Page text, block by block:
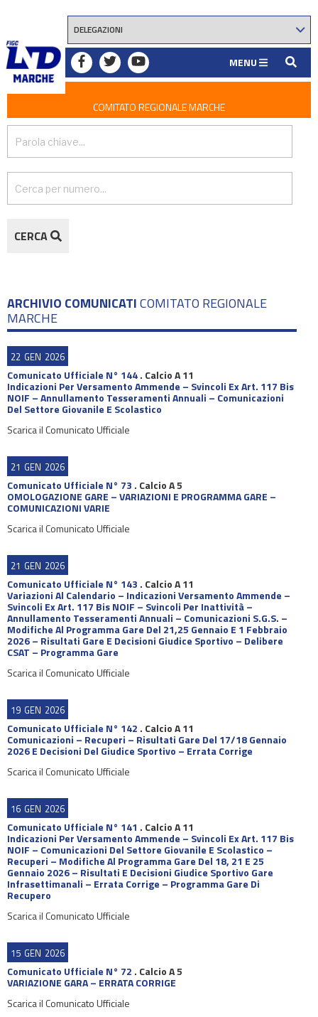
MENU
COMITATO REGIONALE MARCHE
CERCA
ARCHIVIO COMUNICATICOMITATO REGIONALE
MARCHE
22 GEN 2026
Comunicato Ufficiale N° 144. Calcio A 11
Indicazioni Per Versamento Ammende – Svincoli Ex Art. 117 Bis
NOIF – Annullamento Tesseramenti Annuali – Comunicazioni
Del Settore Giovanile E Scolastico
Scarica il Comunicato Ufficiale
21 GEN 2026
Comunicato Ufficiale N° 73 . Calcio A 5
OMOLOGAZIONE GARE – VARIAZIONI E PROGRAMMA GARE –
COMUNICAZIONI VARIE
Scarica il Comunicato Ufficiale
21 GEN 2026
Comunicato Ufficiale N° 143 . Calcio A 11
Variazioni Al Calendario – Indicazioni Versamento Ammende –
Svincoli Ex Art. 117 Bis NOIF – Svincoli Per Inattività –
Annullamento Tesseramenti Annuali – Comunicazioni S.G.S. –
Modifiche Al Programma Gare Del 21,25 Gennaio E 1 Febbraio
2026 – Risultati Gare E Decisioni Giudice Sportivo – Delibere
CSAT – Programma Gare
Scarica il Comunicato Ufficiale
19 GEN 2026
Comunicato Ufficiale N° 142 . Calcio A 11
Comunicazioni – Recuperi – Risultati Gare Del 17/18 Gennaio
2026 E Decisioni Del Giudice Sportivo – Errata Corrige
Scarica il Comunicato Ufficiale
16 GEN 2026
Comunicato Ufficiale N° 141 . Calcio A 11
Indicazioni Per Versamento Ammende – Svincoli Ex Art. 117 Bis
NOIF – Comunicazioni Del Settore Giovanile E Scolastico –
Recuperi – Modifiche Al Programma Gare Del 18, 21 E 25
Gennaio 2026 – Risultati E Decisioni Giudice Sportivo Gare
Infrasettimanali – Errata Corrige – Programma Gare Di
Recupero
Scarica il Comunicato Ufficiale
15 GEN 2026
Comunicato Ufficiale N° 72 . Calcio A 5
VARIAZIONE GARA – ERRATA CORRIGE
Scarica il Comunicato Ufficiale